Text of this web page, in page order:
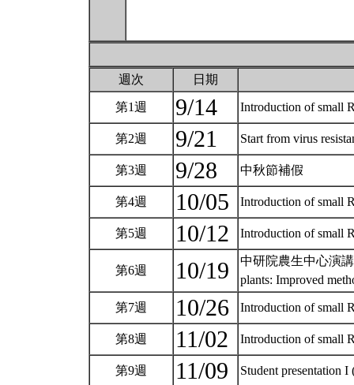
週次 日期
第1週 9/14 Introduction of small
第2週 9/21 Start from virus
第3週 9/28 中秋節補假
第4週 10/05 Introduction of small
第5週 10/12 Introduction of small
第6週 10/19
中研院農生中心演講
plants: Improved
第7週 10/26 Introduction of small
第8週 11/02 Introduction of small
第9週 11/09 Student presentation